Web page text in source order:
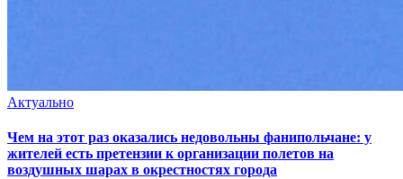
Актуально
Чем на этот раз оказались недовольны фанипольчане: у
жителей есть претензии к организации полетов на
воздушных шарах в окрестностях города